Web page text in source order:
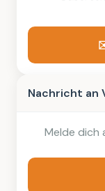
Nachricht an
Melde dich